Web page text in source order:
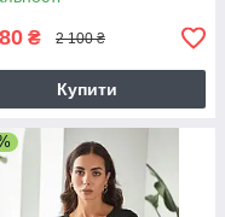
₴ 2 100 ₴
Купити